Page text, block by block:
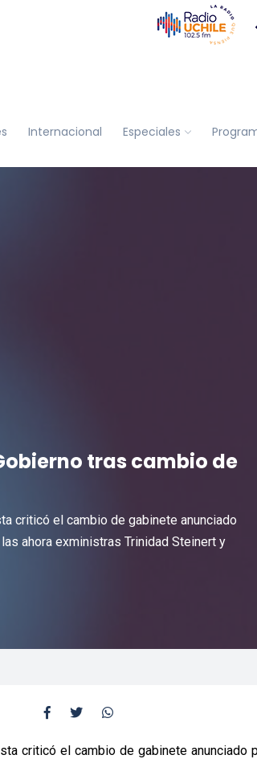
Internacional Especiales
tras cambio de
criticó el cambio de gabinete anunciado
ahora exministras Trinidad Steinert y
criticó el cambio de gabinete anunciado